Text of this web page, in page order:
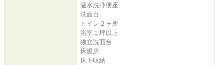
温水洗浄便座
洗面台
トイレ２ヶ所
浴室１坪以上
独立洗面台
床暖房
床下収納